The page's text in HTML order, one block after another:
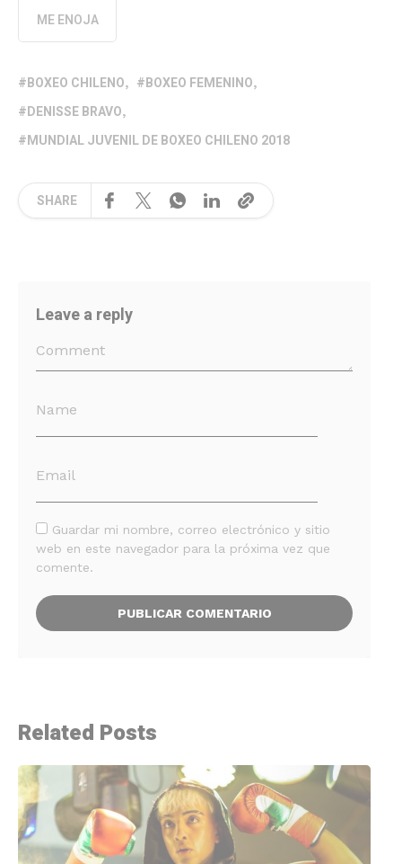
ME ENOJA
BOXEO CHILENO
BOXEO FEMENINO
DENISSE BRAVO
MUNDIAL JUVENIL DE BOXEO CHILENO 2018
SHARE
Leave a reply
Guardar mi nombre, correo electrónico y sitio
web en este navegador para la próxima vez que
comente.
Related Posts